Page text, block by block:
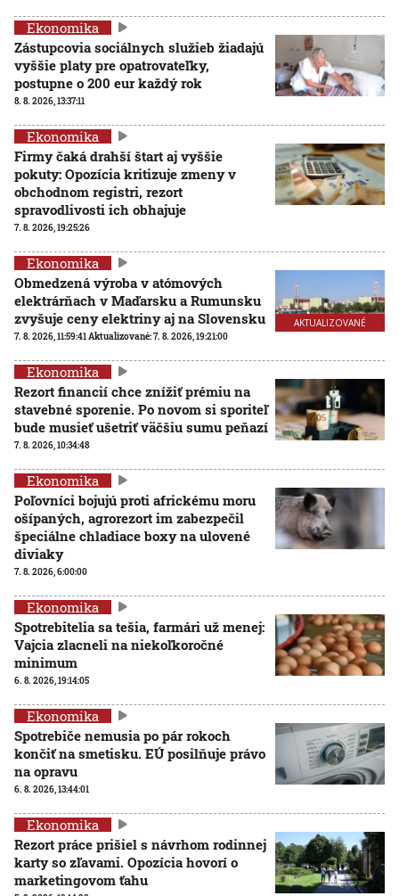
Ekonomika
Zástupcovia sociálnych služieb žiadajú
vyššie platy pre opatrovateľky,
postupne o 200 eur každý rok
8. 8. 2026, 13:37:11
Ekonomika
Firmy čaká drahší štart aj vyššie
pokuty: Opozícia kritizuje zmeny v
obchodnom registri, rezort
spravodlivosti ich obhajuje
7. 8. 2026, 19:25:26
AKTUALIZOVANÉ
Ekonomika
Obmedzená výroba v atómových
elektrárňach v Maďarsku a Rumunsku
zvyšuje ceny elektriny aj na Slovensku
7. 8. 2026, 11:59:41Aktualizované:7. 8. 2026, 19:21:00
Ekonomika
Rezort financií chce znížiť prémiu na
stavebné sporenie. Po novom si sporiteľ
bude musieť ušetriť väčšiu sumu peňazí
7. 8. 2026, 10:34:48
Ekonomika
Poľovníci bojujú proti africkému moru
ošípaných, agrorezort im zabezpečil
špeciálne chladiace boxy na ulovené
diviaky
7. 8. 2026, 6:00:00
Ekonomika
Spotrebitelia sa tešia, farmári už menej:
Vajcia zlacneli na niekoľkoročné
minimum
6. 8. 2026, 19:14:05
Ekonomika
Spotrebiče nemusia po pár rokoch
končiť na smetisku. EÚ posilňuje právo
na opravu
6. 8. 2026, 13:44:01
Ekonomika
Rezort práce prišiel s návrhom rodinnej
karty so zľavami. Opozícia hovorí o
marketingovom ťahu